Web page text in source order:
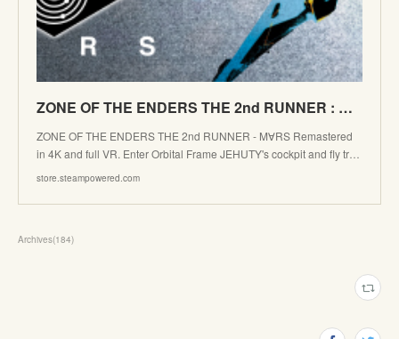
ZONE OF THE ENDERS THE 2nd RUNNER : M∀RS / アヌビス ゾーン・オブ・エンダーズ : マーズ on Steam
ZONE OF THE ENDERS THE 2nd RUNNER - M∀RS Remastered
in 4K and full VR. Enter Orbital Frame JEHUTY's cockpit and fly tr…
store.steampowered.com
Archives(184)